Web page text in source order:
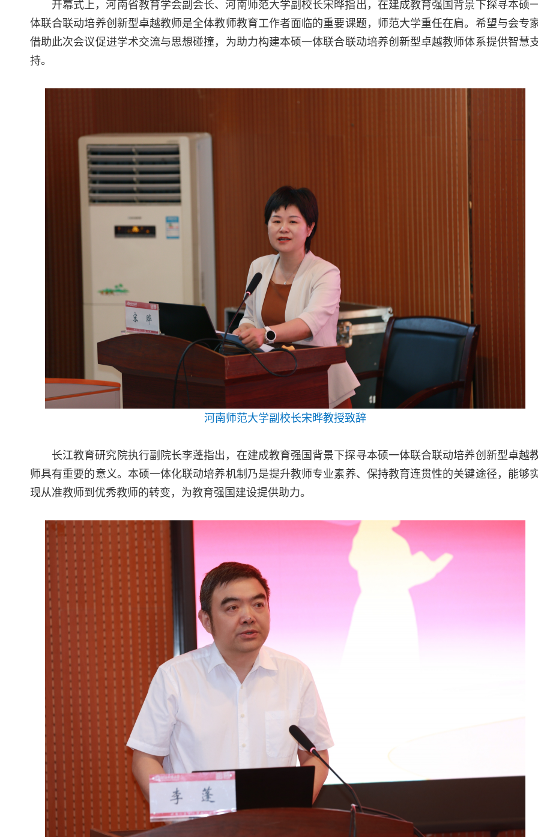
开幕式上，河南省教育学会副会长、河南师范大学副校长宋晔指出，在建成教育强国背景下探寻本硕
体联合联动培养创新型卓越教师是全体教师教育工作者面临的重要课题，师范大学重任在肩。希望与会专
借助此次会议促进学术交流与思想碰撞，为助力构建本硕一体联合联动培养创新型卓越教师体系提供智慧
持。
河南师范大学副校长宋晔教授致辞
长江教育研究院执行副院长李蓬指出，在建成教育强国背景下探寻本硕一体联合联动培养创新型卓越
师具有重要的意义。本硕一体化联动培养机制乃是提升教师专业素养、保持教育连贯性的关键途径，能够
现从准教师到优秀教师的转变，为教育强国建设提供助力。